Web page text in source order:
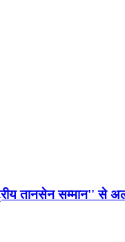
तानसेन सम्मान'' से